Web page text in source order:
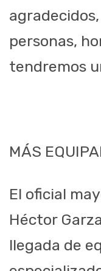
personas,
tendremos
MÁS
El oficial
Héctor
llegada de